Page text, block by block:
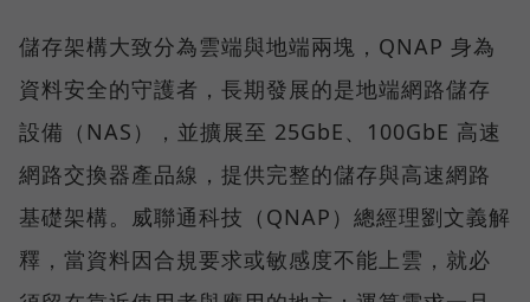
儲存架構大致分為雲端與地端兩塊，QNAP 身為
資料安全的守護者，長期發展的是地端網路儲存
設備（NAS），並擴展至 25GbE、100GbE 高速
網路交換器產品線，提供完整的儲存與高速網路
基礎架構。威聯通科技（QNAP）總經理劉文義解
釋，當資料因合規要求或敏感度不能上雲，就必